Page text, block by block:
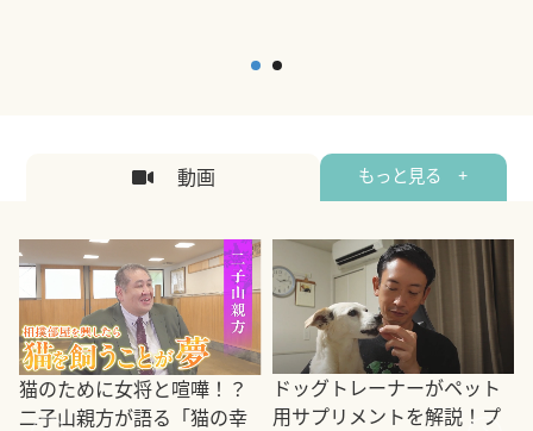
動画 もっと見る +
猫のために女将と喧嘩！？
二子山親方が語る「猫の幸
ドッグトレーナーがペット
用サプリメントを解説！プ